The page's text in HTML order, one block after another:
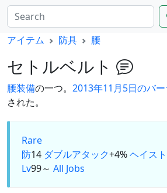
アイテム 防具 腰
セトルベルト
腰装備の一つ。 2013年11月5日のバ
された。
Rare
防14 ダブルアタック+4%ヘイスト
Lv99～ All Jobs